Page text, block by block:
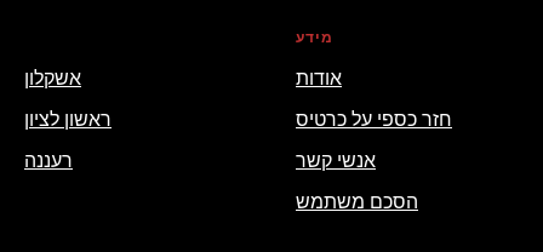
אשקלון
ראשון לציון
רעננה
מידע
אודות
חזר כספי על כרטיס
אנשי קשר
הסכם משתמש